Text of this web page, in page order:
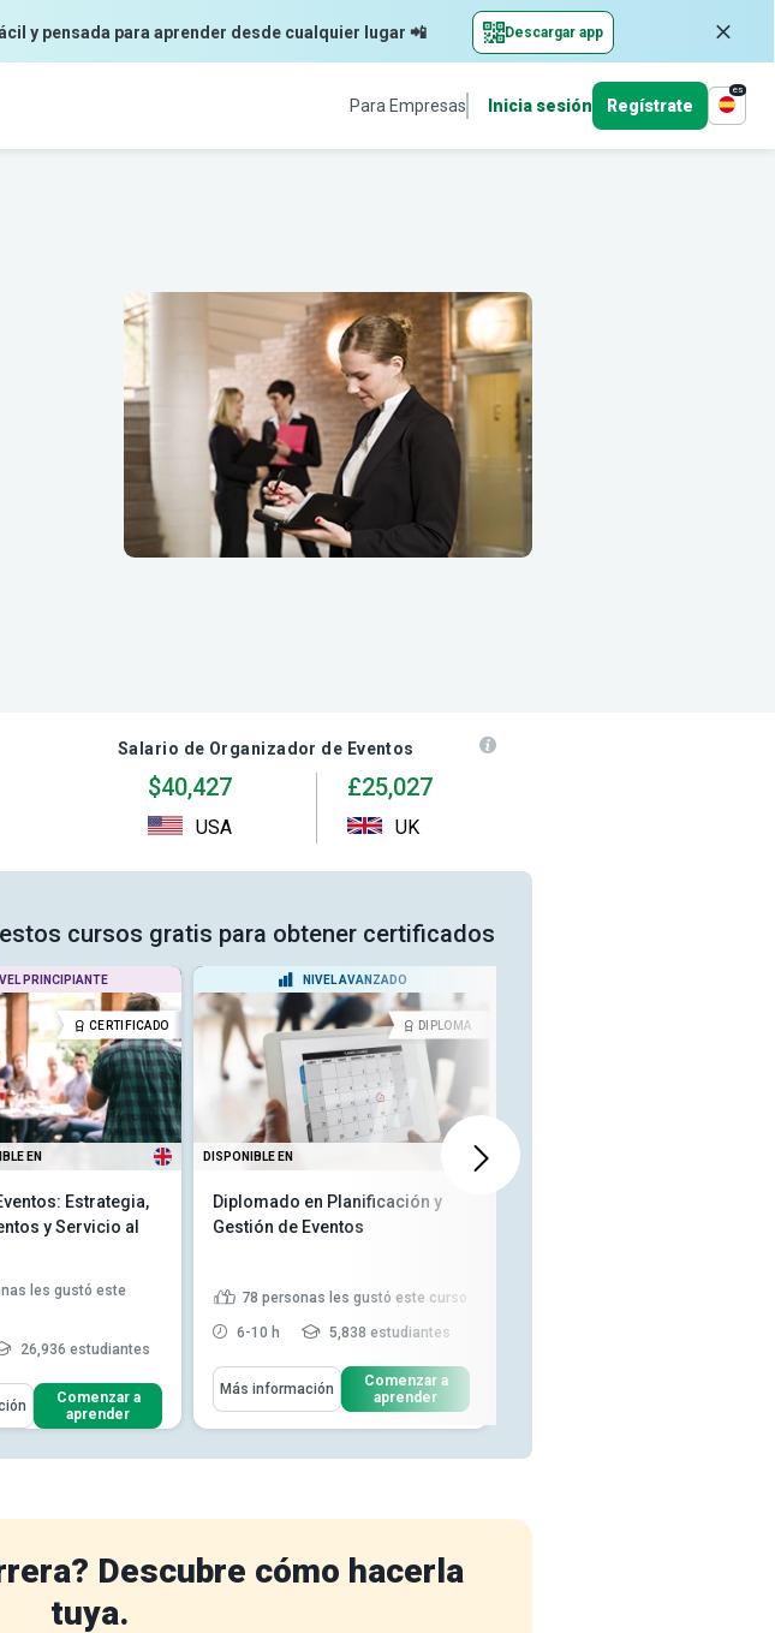
y pensada para aprender desde cualquier lugar 📲 Descargar app
Para Empresas Inicia sesión Regístrate
es
Salario de Organizador de Eventos
$40,427
USA
£25,027
UK
cursos gratis para obtener certificados
PRINCIPIANTE
CERTIFICADO
EN
Estrategia,
y Servicio al
les gustó este
26,936 estudiantes
diferentes
un planifica...
clien... Leer más
Comenzar a
aprender
NIVEL AVANZADO
DIPLOMA
DISPONIBLE EN
Diplomado en Planificación y
Gestión de Eventos
78 personas les gustó este curso
6-10 h 5,838 estudiantes
Aprenderás Cómo
Analizar el rol estratégico de la
gestión de eventos en ...
Aplicar el marco SMART para
Más información
Comenzar a
aprender
Descubre cómo hacerla
tuya.